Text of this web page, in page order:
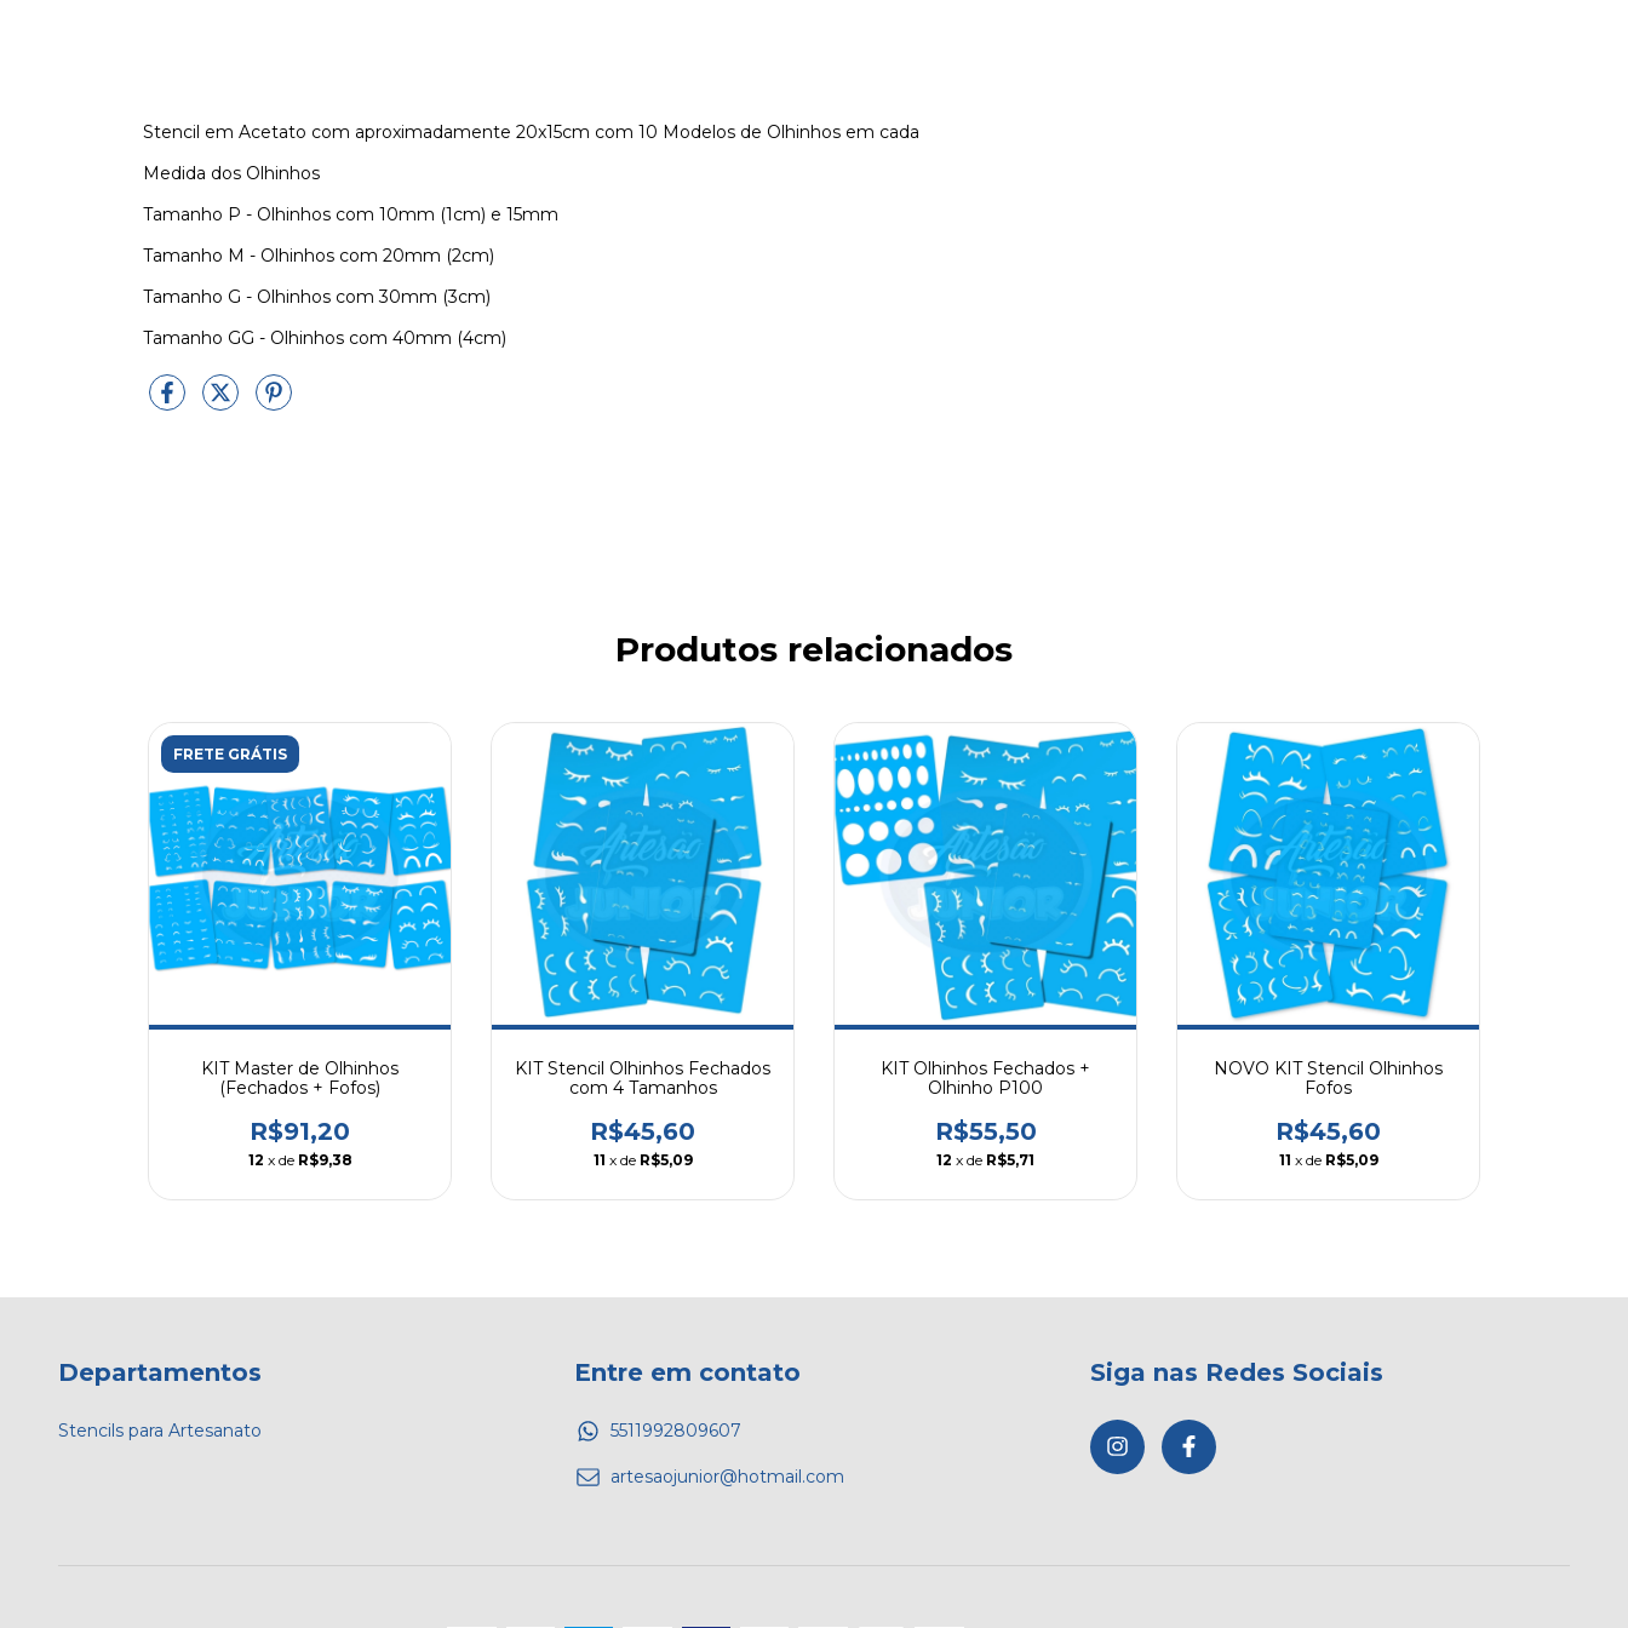
Stencil em Acetato com aproximadamente 20x15cm com 10 Modelos de Olhinhos em cada
Medida dos Olhinhos
Tamanho P - Olhinhos com 10mm (1cm) e 15mm
Tamanho M - Olhinhos com 20mm (2cm)
Tamanho G - Olhinhos com 30mm (3cm)
Tamanho GG - Olhinhos com 40mm (4cm)
Produtos relacionados
FRETE GRÁTIS
KIT Master de Olhinhos
(Fechados + Fofos)
R$91,20
12 x de R$9,38
KIT Stencil Olhinhos Fechados
com 4 Tamanhos
R$45,60
11 x de R$5,09
KIT Olhinhos Fechados +
Olhinho P100
R$55,50
12 x de R$5,71
NOVO KIT Stencil Olhinhos
Fofos
R$45,60
11 x de R$5,09
Departamentos
Stencils para Artesanato
Entre em contato
5511992809607
artesaojunior@hotmail.com
Siga nas Redes Sociais